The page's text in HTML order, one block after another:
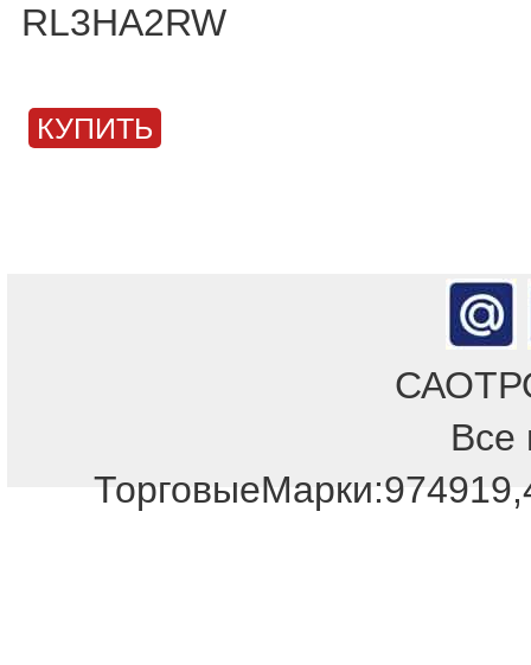
RL3HA2RW
КУПИТЬ
Все